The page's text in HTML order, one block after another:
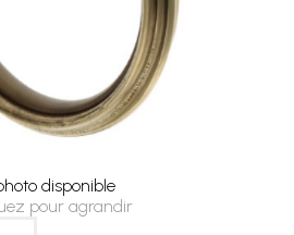
disponible
pour agrandir